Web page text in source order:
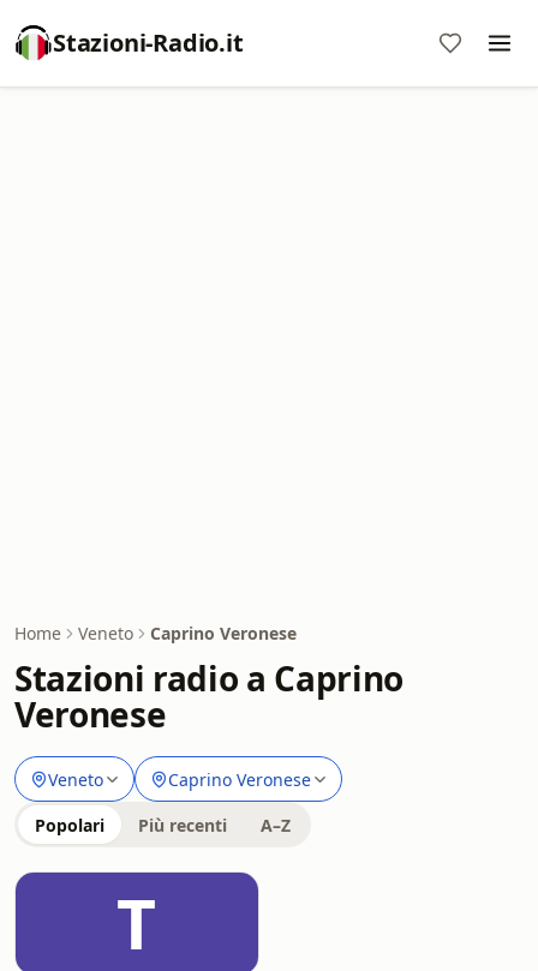
Stazioni-Radio.it
Home Veneto Caprino Veronese
Stazioni radio a Caprino
Veronese
Veneto Caprino Veronese
Popolari Più recenti A–Z
T